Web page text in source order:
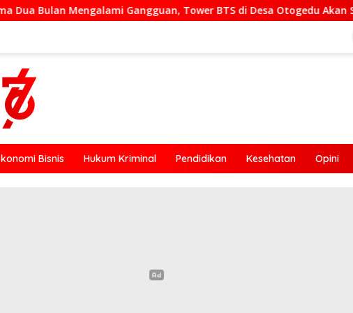
Tower BTS di Desa Otogedu Akan Segera Diperbaiki
Bisnis Hukum Kriminal Pendidikan Kesehatan Opini